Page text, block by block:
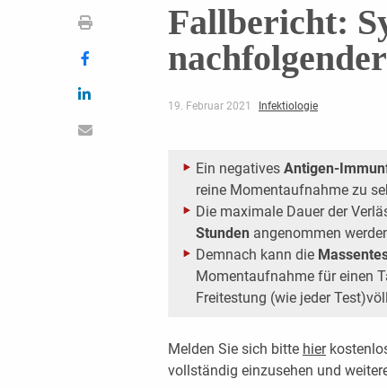
Fallbericht:
19. Februar 2021 Infektiologie
Ein negatives Antigen-
reine Momentaufnahme zu
Die maximale Dauer der
Stunden angenommen
Demnach kann die
Momentaufnahme für einen
Freitestung (wie jeder
Melden Sie sich bitte hier
vollständig einzusehen und